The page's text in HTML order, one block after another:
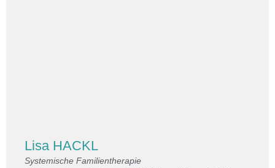
Lisa HACKL
Systemische Familientherapie